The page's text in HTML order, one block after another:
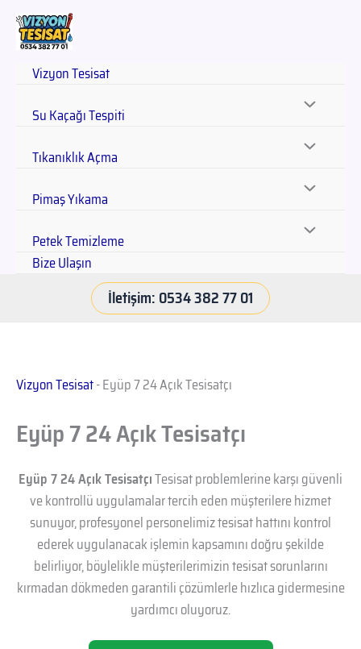
Vizyon Tesisat
Su Kaçağı Tespiti
Tıkanıklık Açma
Pimaş Yıkama
Petek Temizleme
Bize Ulaşın
İletişim: 0534 382 77 01
Vizyon Tesisat-Eyüp 7 24 Açık Tesisatçı
Eyüp 7 24 Açık Tesisatçı
Eyüp 7 24 Açık TesisatçıTesisat problemlerine karşı güvenli
ve kontrollü uygulamalar tercih eden müşterilere hizmet
sunuyor, profesyonel personelimiz tesisat hattını kontrol
ederek uygulanacak işlemin kapsamını doğru şekilde
belirliyor, böylelikle müşterilerimizin tesisat sorunlarını
kırmadan dökmeden garantili çözümlerle hızlıca gidermesine
yardımcı oluyoruz.